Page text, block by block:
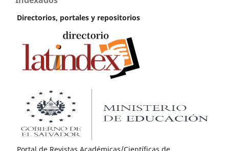
Directorios, portales y repositorios